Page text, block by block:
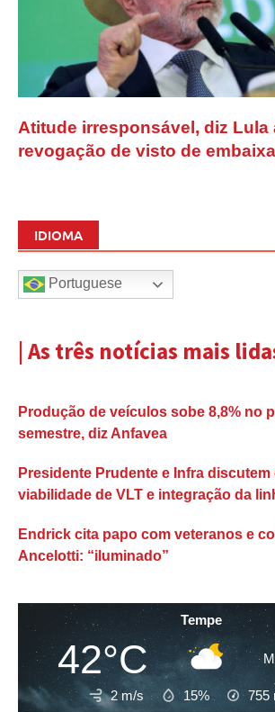
Atitude irresponsável, diz Lula
revogação de visto de
IDIOMA
Portuguese
| As três notícias mais
Produção de veículos sobe 8,8% no
semestre, diz Anfavea
Presidente Prudente e Infra
viabilidade de VLT e integração da
Endrick cita papo com veteranos e
Ancelotti: “iluminado”
Tempe
42°C
2 m/s 15% 755